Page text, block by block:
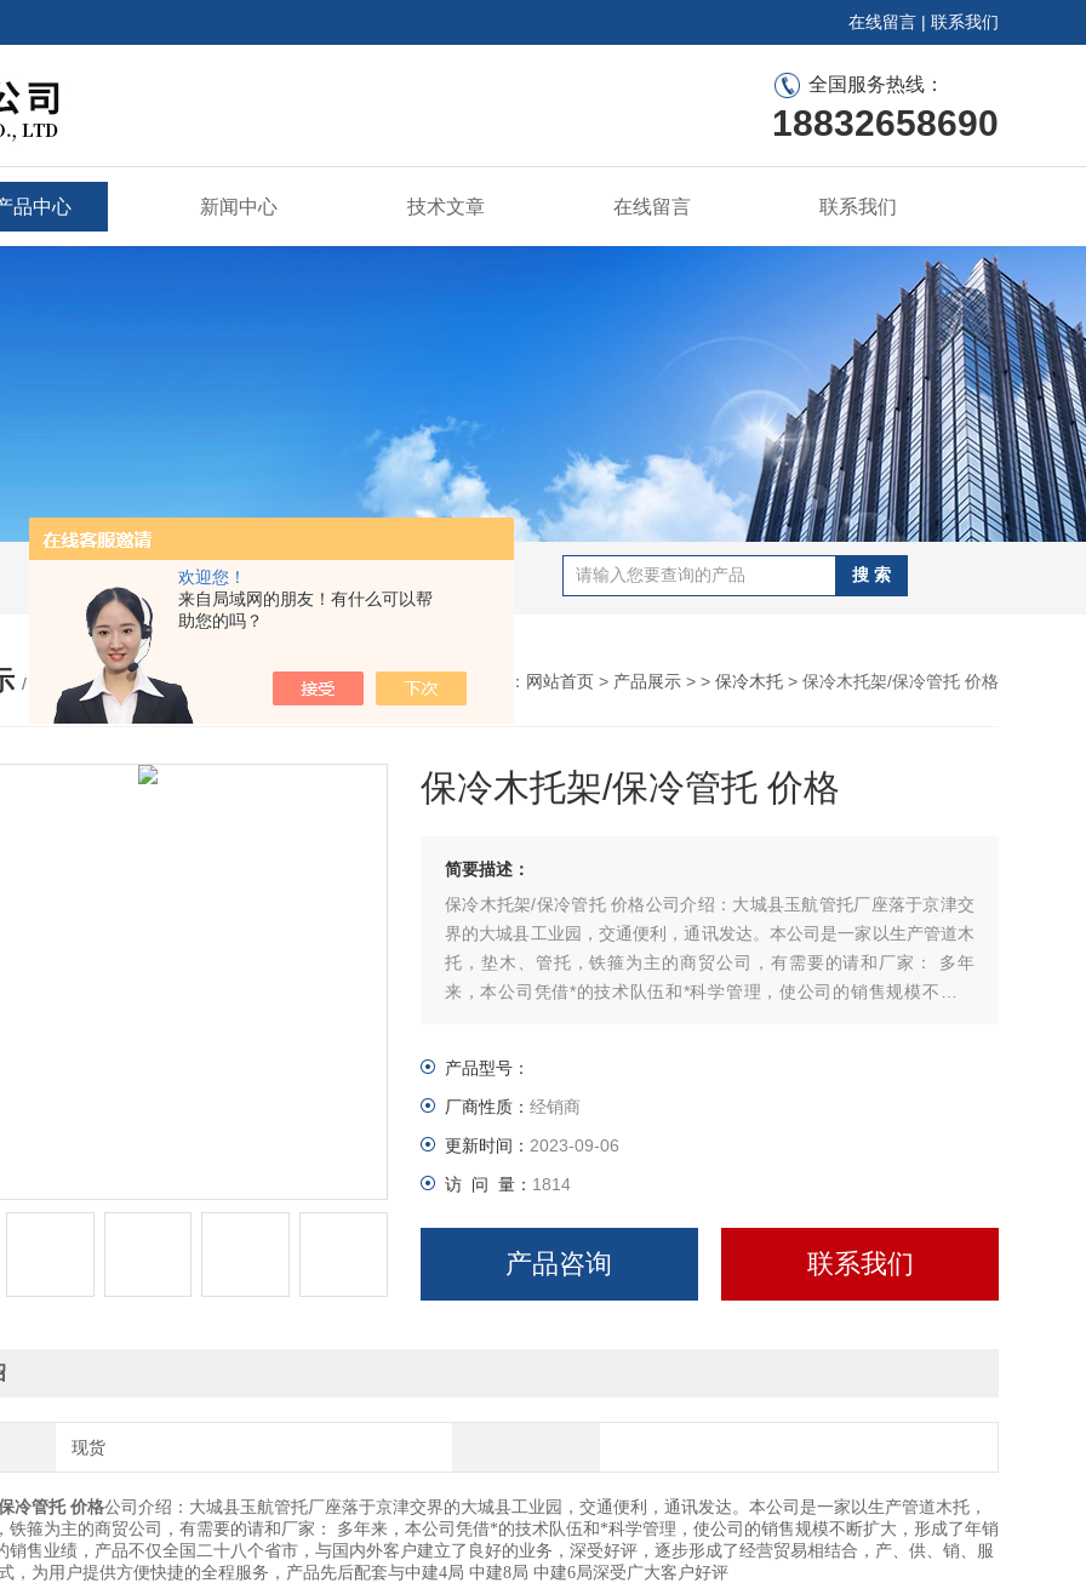
欢迎您！
来自局域网的朋友！有什么可以帮
助您的吗？
在线留言 | 联系我们
全国服务热线：
18832658690
品中心 新闻中心 技术文章 在线留言 联系我们
/ PRODUCTS 您的位置： 网站首页 > 产品展示 > > 保冷木托 > 保冷木托架/保冷管托 价格
保冷木托架/保冷管托 价格
简要描述：
保冷木托架/保冷管托 价格公司介绍：大城县玉航管托厂座落于京津交
界的大城县工业园，交通便利，通讯发达。本公司是一家以生产管道木
托，垫木、管托，铁箍为主的商贸公司，有需要的请和厂家： 多年
来，本公司凭借*的技术队伍和*科学管理，使公司的销售规模不断扩
合，产、供、销、服务
产品型号：
厂商性质： 经销商
更新时间： 2023-09-06
访 问 量： 1814
产品咨询 联系我们
现货
冷管托 价格公司介绍： 大城县玉航管托厂座落于京津交界的大城县工业园，交通便利，通讯发达。本公司是一家以生产管道木托，
铁箍为主的商贸公司，有需要的请和厂家：
多年来，本公司凭借*的技术队伍和*科学管理，使公司的销售规模不断扩大，形成了年销
销售业绩，产品不仅全国二十八个省市，与国内外客户建立了良好的业务，深受好评，逐步形成了经营贸易相结合，产、供、销、服
，为用户提供方便快捷的全程服务，产品先后配套与中建4局 中建8局 中建6局深受广大客户好评